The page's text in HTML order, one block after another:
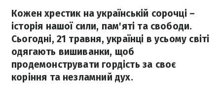
Кожен хрестик на українській сорочці –
історія нашої сили, пам'яті та свободи.
Сьогодні, 21 травня, українці в усьому світі
одягають вишиванки, щоб
продемонструвати гордість за своє
коріння та незламний дух.